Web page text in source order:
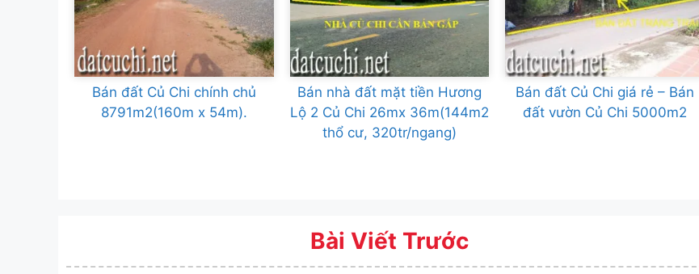
Bán đất Củ Chi chính chủ
8791m2(160m x 54m).
Bán nhà đất mặt tiền Hương
Lộ 2 Củ Chi 26mx 36m(144m2
thổ cư, 320tr/ngang)
Bán đất Củ Chi giá rẻ – Bán
đất vườn Củ Chi 5000m2
Bài Viết Trước